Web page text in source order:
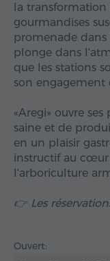
la transformation
gourmandises
promenade dans
plonge dans
que les stations
son engagement
«Aregi» ouvre
saine et de
en un plaisir
instructif au
l'arboriculture
👉 Les
Ouvert: